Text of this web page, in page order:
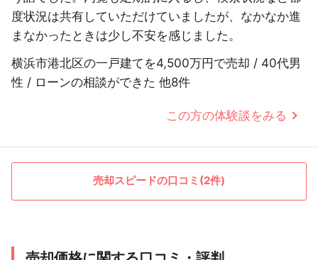
度状況は共有していただけていましたが、なかなか進
まなかったときは少し不安を感じました。
横浜市港北区の一戸建てを4,500万円で売却 / 40代男
性 / ローンの相談ができた 他8件
この方の体験談をみる
売却スピードの口コミ(2件)